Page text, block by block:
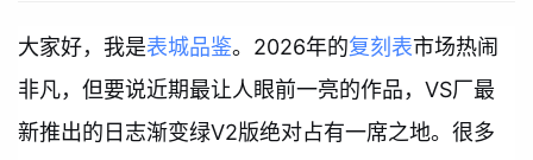
大家好，我是表城品鉴。2026年的复刻表市场热闹
非凡，但要说近期最让人眼前一亮的作品，VS厂最
新推出的日志渐变绿V2版绝对占有一席之地。很多